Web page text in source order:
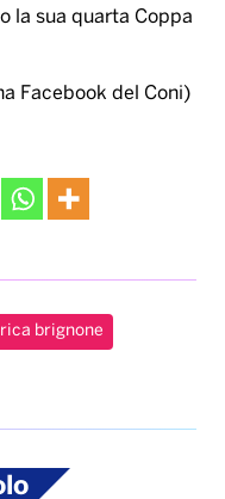
la sua quarta Coppa
Facebook del Coni)
brignone